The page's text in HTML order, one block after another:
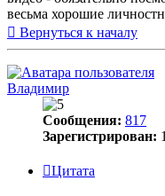
весьма хорошие
Вернуться к началу
Владимир
Сообщения: 817
Зарегистрирован:
Цитата